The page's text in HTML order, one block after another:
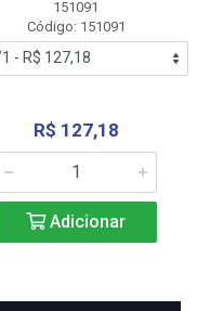
151091
Código: 151091
R$ 127,18
Adicionar